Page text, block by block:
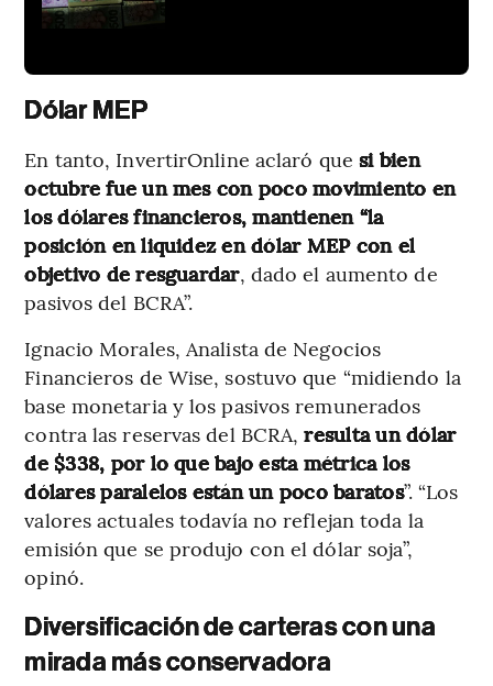
Dólar MEP
En tanto, InvertirOnline aclaró que si bien
octubre fue un mes con poco movimiento en
los dólares financieros, mantienen “la
posición en liquidez en dólar MEP con el
objetivo de resguardar, dado el aumento de
pasivos del BCRA”.
Ignacio Morales, Analista de Negocios
Financieros de Wise, sostuvo que “midiendo la
base monetaria y los pasivos remunerados
contra las reservas del BCRA,resulta un dólar
de $338, por lo que bajo esta métrica los
dólares paralelos están un poco baratos”. “Los
valores actuales todavía no reflejan toda la
emisión que se produjo con el dólar soja”,
opinó.
Diversificación de carteras con una
mirada más conservadora